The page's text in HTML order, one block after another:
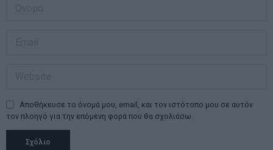
Αποθήκευσε το όνομά μου, email, και τον ιστότοπο μου σε αυτόν
τον πλοηγό για την επόμενη φορά που θα σχολιάσω.